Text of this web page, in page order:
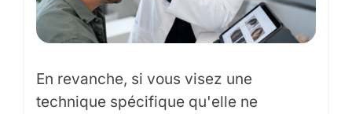
En revanche, si vous visez une
technique spécifique qu'elle ne